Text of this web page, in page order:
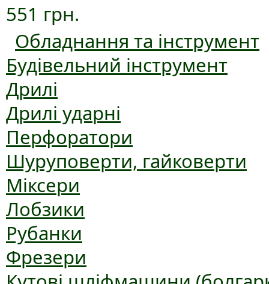
551 грн.
Обладнання та інструмент
Будівельний інструмент
Дрилі
Дрилі ударні
Перфоратори
Шуруповерти, гайковерти
Міксери
Лобзики
Рубанки
Фрезери